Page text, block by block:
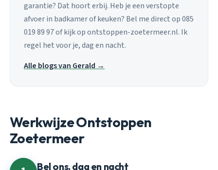
garantie? Dat hoort erbij. Heb je een verstopte
afvoer in badkamer of keuken? Bel me direct op 085
019 89 97 of kijk op ontstoppen-zoetermeer.nl. Ik
regel het voor je, dag en nacht.
Alle blogs van Gerald →
Werkwijze Ontstoppen
Zoetermeer
Bel ons, dag en nacht